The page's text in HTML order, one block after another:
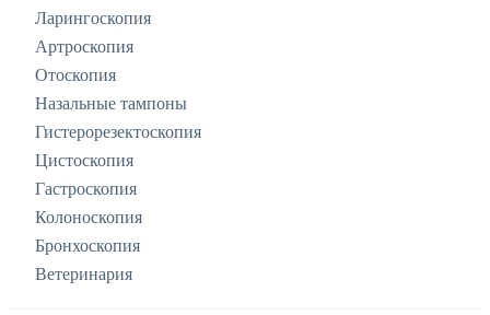
Ларингоскопия
Артроскопия
Отоскопия
Назальные тампоны
Гистерорезектоскопия
Цистоскопия
Гастроскопия
Колоноскопия
Бронхоскопия
Ветеринария